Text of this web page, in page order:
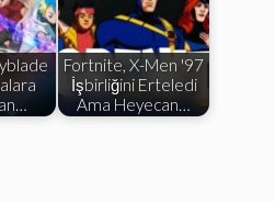
Fortnite, X-Men '97
İşbirliğini Erteledi
Ama Heyecan…